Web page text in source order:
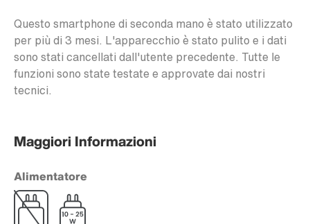
Questo smartphone di seconda mano è stato utilizzato
per più di 3 mesi. L'apparecchio è stato pulito e i dati
sono stati cancellati dall'utente precedente. Tutte le
funzioni sono state testate e approvate dai nostri
tecnici.
Maggiori Informazioni
Alimentatore